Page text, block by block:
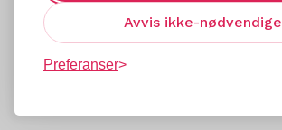
Avvis ikke-nødvendige
Preferanser